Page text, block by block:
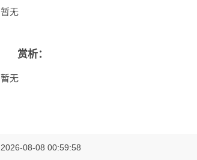
暂无
赏析：
暂无
2026-08-08 00:59:58